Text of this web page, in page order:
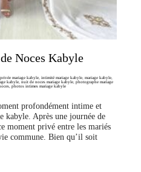
Noces Kabyle
mariage kabyle, intimité mariage kabyle, mariage kabyle,
kabyle, nuit de noces mariage kabyle, photographe mariage
, photos intimes mariage kabyle
profondément intime et
kabyle. Après une journée de
moment privé entre les mariés
commune. Bien qu’il soit